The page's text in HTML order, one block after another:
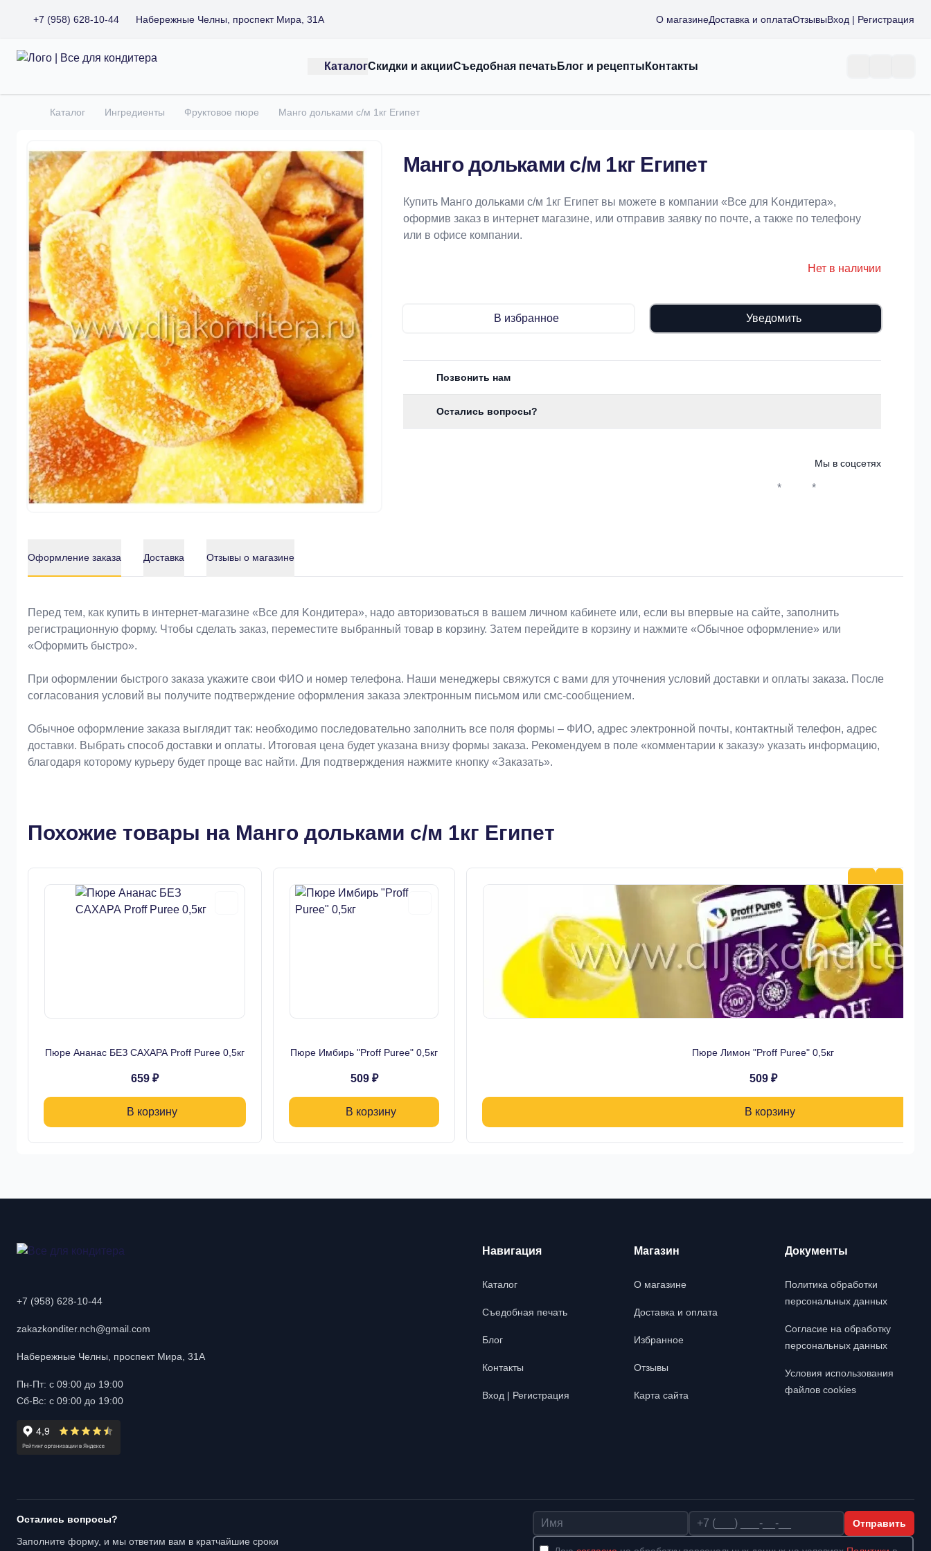
+7 (958) 628-10-44 Набережные Челны, проспект Мира, 31А О магазинеДоставка и оплатаОтзывыВход | Регистрация
Все для кондитера
КаталогСкидки и акцииСъедобная печатьБлог и рецепты Контакты
Главная
Каталог Ингредиенты Фруктовое пюре Манго дольками с/м 1кг Египет
Манго дольками с/м 1кг Египет
Купить Манго дольками с/м 1кг Египет вы можете в компании «Bce для Koндитeрa»,
оформив заказ в интернет магазине, или отправив заявку по почте, а также по телефону
или в офисе компании.
Нет в наличии
В избранное Уведомить
Позвонить нам
Остались вопросы?
Мы в соцсетях
* *
Оформление заказа Доставка Отзывы о магазине
Оформление заказа
Перед тем, как купить в интернет-магазине «Bce для Koндитeрa», надо авторизоваться в вашем личном кабинете или, если вы впервые на сайте, заполнить
регистрационную форму. Чтобы сделать заказ, переместите выбранный товар в корзину. Затем перейдите в корзину и нажмите «Обычное оформление» или
«Оформить быстро».
При оформлении быстрого заказа укажите свои ФИО и номер телефона. Наши менеджеры свяжутся с вами для уточнения условий доставки и оплаты заказа. После
согласования условий вы получите подтверждение оформления заказа электронным письмом или смс-сообщением.
Обычное оформление заказа выглядит так: необходимо последовательно заполнить все поля формы – ФИО, адрес электронной почты, контактный телефон, адрес
доставки. Выбрать способ доставки и оплаты. Итоговая цена будет указана внизу формы заказа. Рекомендуем в поле «комментарии к заказу» указать информацию,
благодаря которому курьеру будет проще вас найти. Для подтверждения нажмите кнопку «Заказать».
Похожие товары на Манго дольками с/м 1кг Египет
Пюре Ананас БЕЗ САХАРА Proff Puree 0,5кг
659 ₽
В корзину
Пюре Имбирь "Proff Puree" 0,5кг
509 ₽
В корзину
Пюре Лимон "Proff Puree" 0,5кг
509 ₽
В корзину
+7 (958) 628-10-44
zakazkonditer.nch@gmail.com
Набережные Челны, проспект Мира, 31А
Пн-Пт: с 09:00 до 19:00
Сб-Вс: с 09:00 до 19:00
Навигация
Каталог
Съедобная печать
Блог
Контакты
Вход | Регистрация
Магазин
О магазине
Доставка и оплата
Избранное
Отзывы
Карта сайта
Документы
Политика обработки
персональных данных
Согласие на обработку
персональных данных
Условия использования
файлов cookies
Остались вопросы?
Заполните форму, и мы ответим вам в кратчайшие сроки
Имя Телефон Отправить